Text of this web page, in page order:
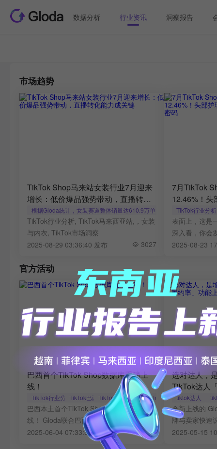
数据分析 行业资讯 洞察报告
市场趋势
TikTok Shop马来站女装行业7月迎来
增长：低价爆品强势带动，直播转化
能力成关键
根据Gloda统计，女装赛道整体销量达610.9万单，环比增长14.95%；
TikTok行业分析, TikTok马来西亚站,，女装
与内衣, TikTok市场洞察
2025-08-29 03:36:40 发布
3027
7月TikTok
12.46%！头
成新爆款密
TikTok行业分析
表面上，这是
深入看，你会
辑在变，爆品
2025-08-23
官方活动
巴西首个TikTok Shop数据库重磅上
线！
TikTok行业分析TikTok巴西 TikTok功能上线，TikTok数据
巴西本土首个TikTok Shop数据库重磅上
线！ Gloda联合巴西最大直播机构
ABLELIVE开启品牌美洲出海增长新通道！
2025-06-04 07:33:52 发布 2935
选对达人，
TikTok达人
来更稳健的
tiktok达人
全新上线的
牌与卖家快速
降低违约风险
2025-05-15